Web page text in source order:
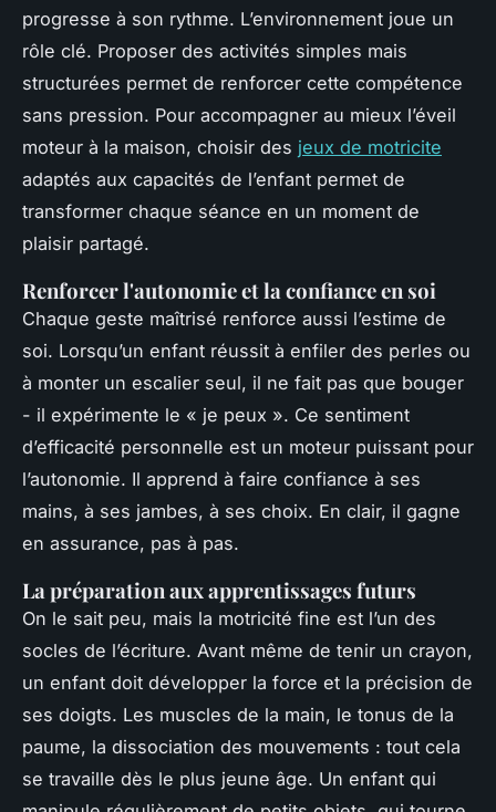
progresse à son rythme. L’environnement joue un
rôle clé. Proposer des activités simples mais
structurées permet de renforcer cette compétence
sans pression. Pour accompagner au mieux l’éveil
moteur à la maison, choisir des jeux de motricite
adaptés aux capacités de l’enfant permet de
transformer chaque séance en un moment de
plaisir partagé.
Renforcer l'autonomie et la confiance en soi
Chaque geste maîtrisé renforce aussi l’estime de
soi. Lorsqu’un enfant réussit à enfiler des perles ou
à monter un escalier seul, il ne fait pas que bouger
- il expérimente le « je peux ». Ce sentiment
d’efficacité personnelle est un moteur puissant pour
l’autonomie. Il apprend à faire confiance à ses
mains, à ses jambes, à ses choix. En clair, il gagne
en assurance, pas à pas.
La préparation aux apprentissages futurs
On le sait peu, mais la motricité fine est l’un des
socles de l’écriture. Avant même de tenir un crayon,
un enfant doit développer la force et la précision de
ses doigts. Les muscles de la main, le tonus de la
paume, la dissociation des mouvements : tout cela
se travaille dès le plus jeune âge. Un enfant qui